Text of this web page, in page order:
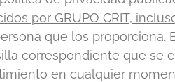
por GRUPO CRIT,
que los proporciona.
correspondiente que se
en cualquier